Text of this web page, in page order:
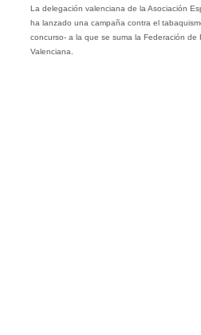
La delegación valenciana de la Asociación
ha lanzado una campaña contra el
concurso- a la que se suma la Federación de
Valenciana.